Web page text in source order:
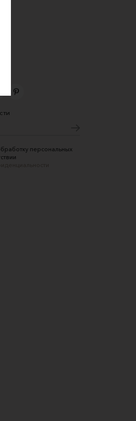
персональных